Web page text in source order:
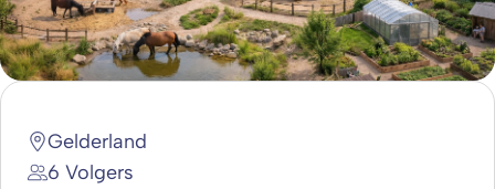
Gelderland
6 Volgers